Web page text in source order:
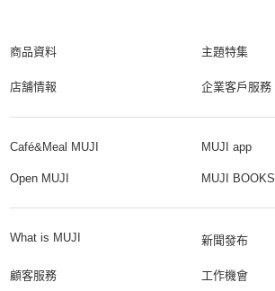
商品資料 主題特集
店舗情報 企業客戶服務
Café&Meal MUJI MUJI app
Open MUJI MUJI BOOKS
What is MUJI 新聞發布
顧客服務 工作機會